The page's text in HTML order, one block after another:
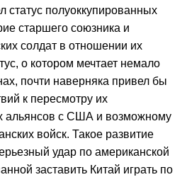
статус полуоккупированных
старшего союзника и
солдат в отношении их
о котором мечтает немало
почти наверняка привел бы
к пересмотру их
альянсов с США и возможному
войск. Такое развитие
удар по американской
заставить Китай играть по